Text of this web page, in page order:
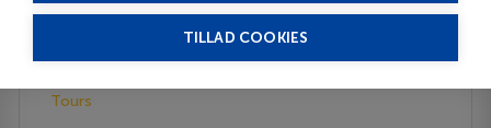
TILLAD COOKIES
Description
Tours